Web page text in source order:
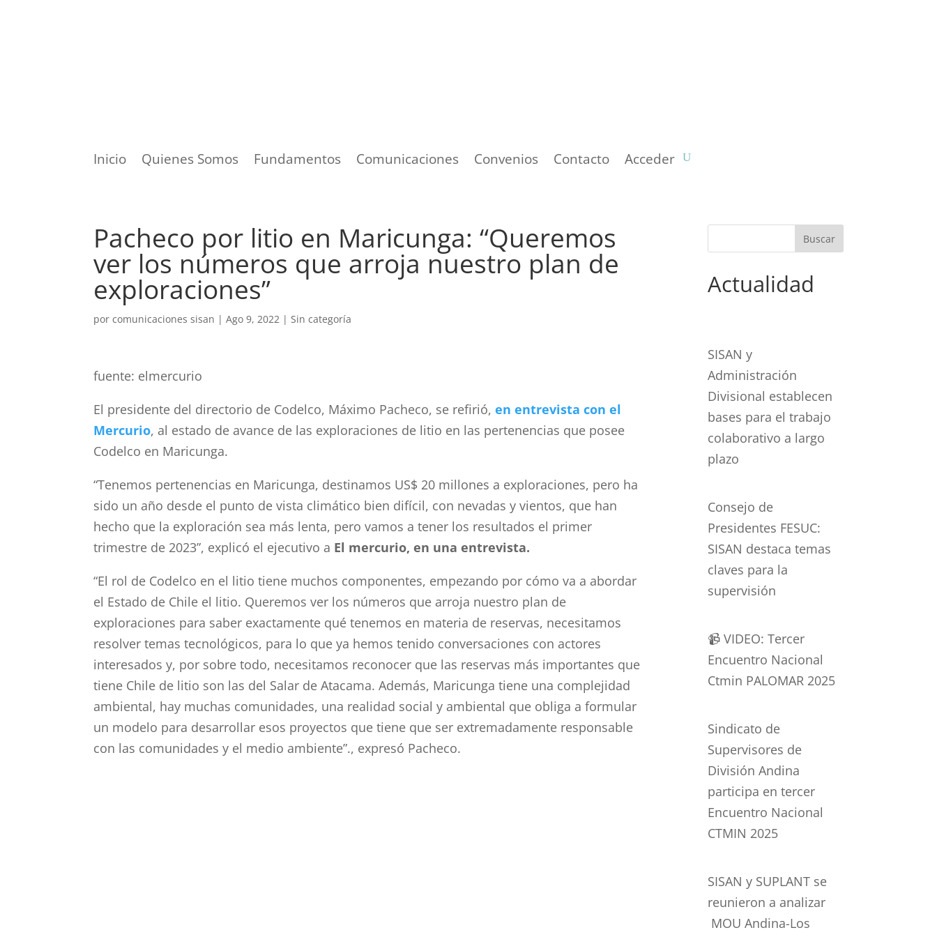
Inicio Quienes Somos Fundamentos Comunicaciones Convenios Contacto Acceder
Pacheco por litio en Maricunga: “Queremos
ver los números que arroja nuestro plan de
exploraciones”
porcomunicaciones sisan |Ago 9, 2022 |Sin categoría
fuente: elmercurio
El presidente del directorio de Codelco, Máximo Pacheco, se refirió, en entrevista con el
Mercurio, al estado de avance de las exploraciones de litio en las pertenencias que posee
Codelco en Maricunga.
“Tenemos pertenencias en Maricunga, destinamos US$ 20 millones a exploraciones, pero ha
sido un año desde el punto de vista climático bien difícil, con nevadas y vientos, que han
hecho que la exploración sea más lenta, pero vamos a tener los resultados el primer
trimestre de 2023”, explicó el ejecutivo a El mercurio, en una entrevista.
“El rol de Codelco en el litio tiene muchos componentes, empezando por cómo va a abordar
el Estado de Chile el litio. Queremos ver los números que arroja nuestro plan de
exploraciones para saber exactamente qué tenemos en materia de reservas, necesitamos
resolver temas tecnológicos, para lo que ya hemos tenido conversaciones con actores
interesados y, por sobre todo, necesitamos reconocer que las reservas más importantes que
tiene Chile de litio son las del Salar de Atacama. Además, Maricunga tiene una complejidad
ambiental, hay muchas comunidades, una realidad social y ambiental que obliga a formular
un modelo para desarrollar esos proyectos que tiene que ser extremadamente responsable
con las comunidades y el medio ambiente”., expresó Pacheco.
Actualidad
SISAN y
Administración
Divisional establecen
bases para el trabajo
colaborativo a largo
plazo
Consejo de
Presidentes FESUC:
SISAN destaca temas
claves para la
supervisión
📹 VIDEO: Tercer
Encuentro Nacional
Ctmin PALOMAR 2025
Sindicato de
Supervisores de
División Andina
participa en tercer
Encuentro Nacional
CTMIN 2025
SISAN y SUPLANT se
reunieron a analizar
MOU Andina-Los